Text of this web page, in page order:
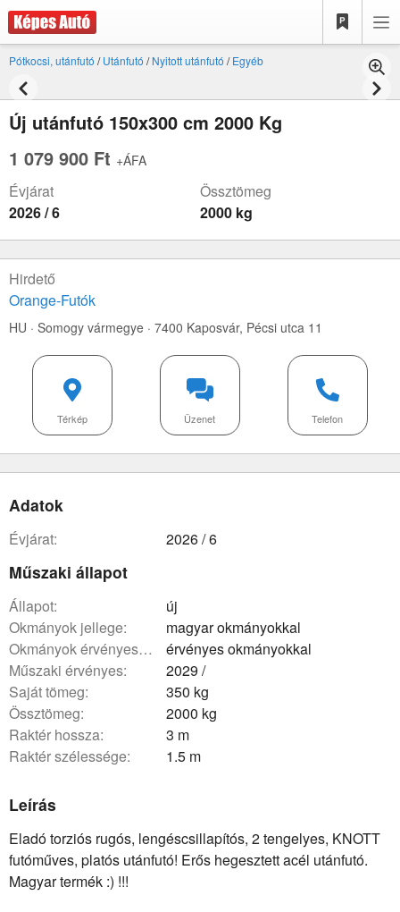
Pótkocsi, utánfutó /Utánfutó /Nyitott utánfutó /Egyéb
Új utánfutó 150x300 cm 2000 Kg
1 079 900 Ft +ÁFA
Évjárat
2026 / 6
Össztömeg
2000 kg
Hirdető
Orange-Futók
HU · Somogy vármegye · 7400 Kaposvár, Pécsi utca 11
Telefon
Üzenet
Térkép
Adatok
évjárat: 2026 / 6
Műszaki állapot
állapot:
új
okmányok jellege:
magyar okmányokkal
okmányok érvényessége:
érvényes okmányokkal
műszaki érvényes:
2029 /
saját tömeg:
350 kg
össztömeg:
2000 kg
raktér hossza:
3 m
raktér szélessége:
1.5 m
Leírás
Eladó torziós rugós, lengéscsillapítós, 2 tengelyes, KNOTT
futóműves, platós utánfutó! Erős hegesztett acél utánfutó.
Magyar termék :) !!!